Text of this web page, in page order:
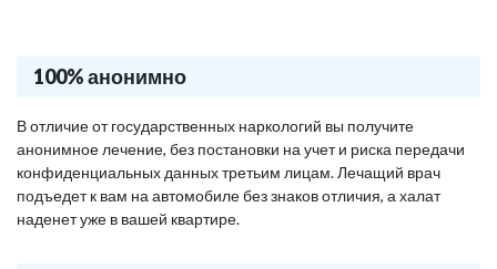
100% анонимно
В отличие от государственных наркологий вы получите
анонимное лечение, без постановки на учет и риска передачи
конфиденциальных данных третьим лицам. Лечащий врач
подъедет к вам на автомобиле без знаков отличия, а халат
наденет уже в вашей квартире.